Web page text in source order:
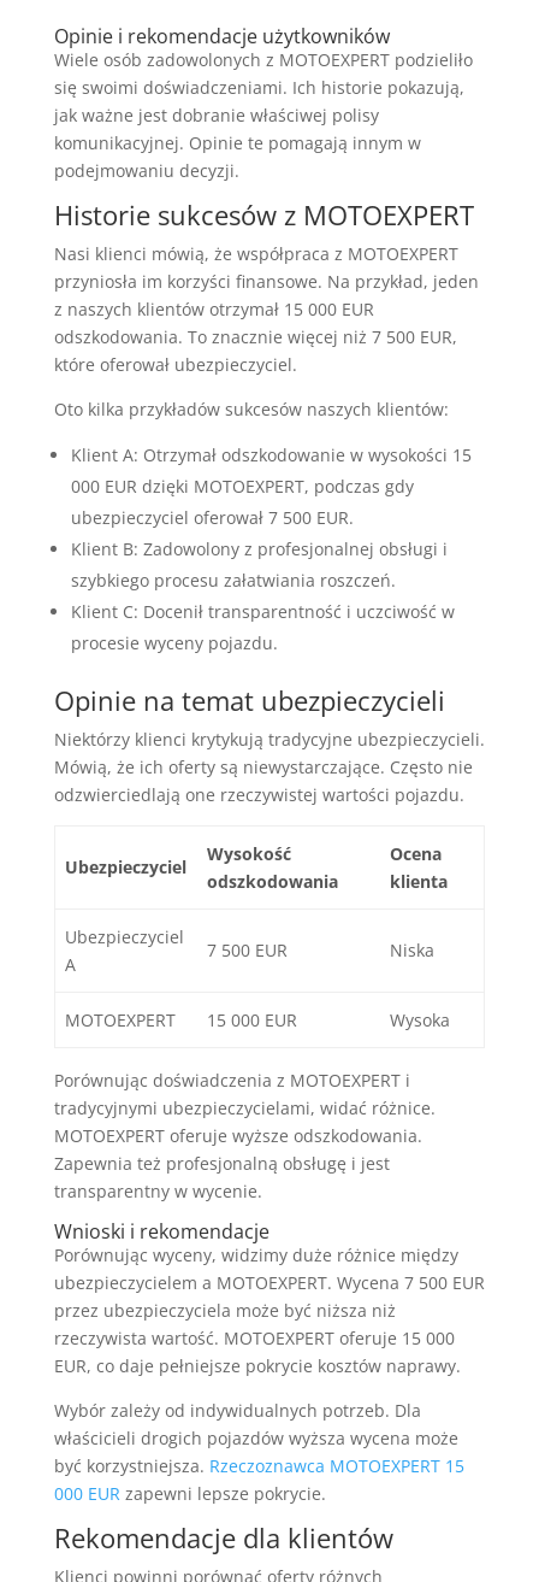
Opinie i rekomendacje użytkowników
Wiele osób zadowolonych z MOTOEXPERT podzieliło
się swoimi doświadczeniami. Ich historie pokazują,
jak ważne jest dobranie właściwej polisy
komunikacyjnej. Opinie te pomagają innym w
podejmowaniu decyzji.
Historie sukcesów z MOTOEXPERT
Nasi klienci mówią, że współpraca z MOTOEXPERT
przyniosła im korzyści finansowe. Na przykład, jeden
z naszych klientów otrzymał 15 000 EUR
odszkodowania. To znacznie więcej niż 7 500 EUR,
które oferował ubezpieczyciel.
Oto kilka przykładów sukcesów naszych klientów:
Klient A: Otrzymał odszkodowanie w wysokości 15
000 EUR dzięki MOTOEXPERT, podczas gdy
ubezpieczyciel oferował 7 500 EUR.
Klient B: Zadowolony z profesjonalnej obsługi i
szybkiego procesu załatwiania roszczeń.
Klient C: Docenił transparentność i uczciwość w
procesie wyceny pojazdu.
Opinie na temat ubezpieczycieli
Niektórzy klienci krytykują tradycyjne ubezpieczycieli.
Mówią, że ich oferty są niewystarczające. Często nie
odzwierciedlają one rzeczywistej wartości pojazdu.
Ubezpieczyciel
Wysokość
odszkodowania
Ocena
klienta
Ubezpieczyciel
A
7 500 EUR Niska
MOTOEXPERT 15 000 EUR Wysoka
Porównując doświadczenia z MOTOEXPERT i
tradycyjnymi ubezpieczycielami, widać różnice.
MOTOEXPERT oferuje wyższe odszkodowania.
Zapewnia też profesjonalną obsługę i jest
transparentny w wycenie.
Wnioski i rekomendacje
Porównując wyceny, widzimy duże różnice między
ubezpieczycielem a MOTOEXPERT. Wycena 7 500 EUR
przez ubezpieczyciela może być niższa niż
rzeczywista wartość. MOTOEXPERT oferuje 15 000
EUR, co daje pełniejsze pokrycie kosztów naprawy.
Wybór zależy od indywidualnych potrzeb. Dla
właścicieli drogich pojazdów wyższa wycena może
być korzystniejsza. Rzeczoznawca MOTOEXPERT 15
000 EURzapewni lepsze pokrycie.
Rekomendacje dla klientów
Klienci powinni porównać oferty różnych